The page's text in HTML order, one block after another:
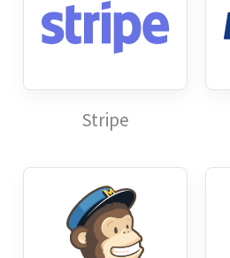
Stripe